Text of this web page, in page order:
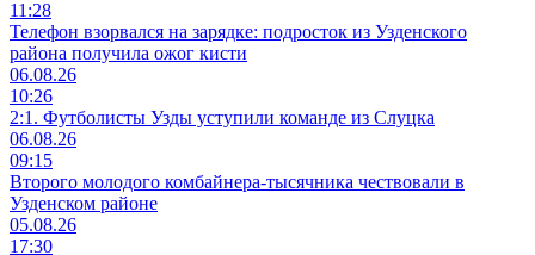
11:28
Телефон взорвался на зарядке: подросток из Узденского
района получила ожог кисти
06.08.26
10:26
2:1. Футболисты Узды уступили команде из Слуцка
06.08.26
09:15
Второго молодого комбайнера-тысячника чествовали в
Узденском районе
05.08.26
17:30